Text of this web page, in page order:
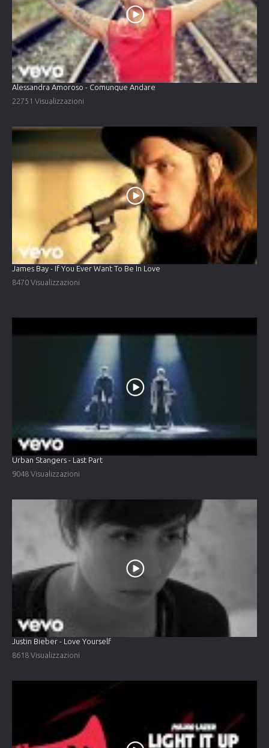
Alessandra Amoroso - Comunque Andare
22751 Visualizzazioni
James Bay - If You Ever Want To Be In Love
8470 Visualizzazioni
Urban Stangers - Last Part
9048 Visualizzazioni
Justin Bieber - Love Yourself
8618 Visualizzazioni